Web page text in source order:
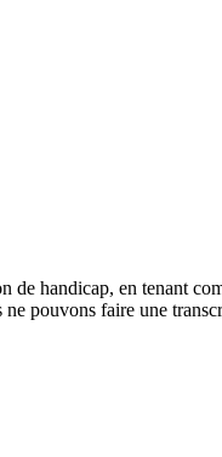
handicap, en tenant
pouvons faire une